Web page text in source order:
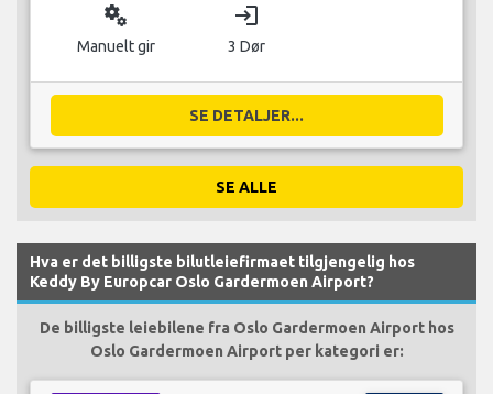
miscellaneous_services
Manuelt gir
login
3 Dør
SE DETALJER...
SE ALLE
Hva er det billigste bilutleiefirmaet tilgjengelig hos
Keddy By Europcar Oslo Gardermoen Airport?
De billigste leiebilene fra Oslo Gardermoen Airport hos
Oslo Gardermoen Airport per kategori er: